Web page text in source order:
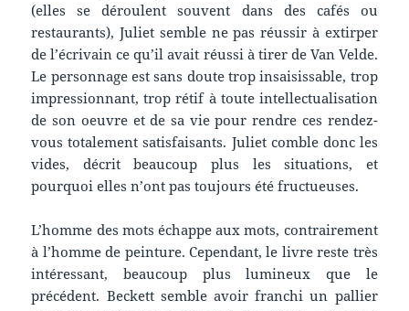
(elles se déroulent souvent dans des cafés ou
restaurants), Juliet semble ne pas réussir à extirper
de l’écrivain ce qu’il avait réussi à tirer de Van Velde.
Le personnage est sans doute trop insaisissable, trop
impressionnant, trop rétif à toute intellectualisation
de son oeuvre et de sa vie pour rendre ces rendez-
vous totalement satisfaisants. Juliet comble donc les
vides, décrit beaucoup plus les situations, et
pourquoi elles n’ont pas toujours été fructueuses.
L’homme des mots échappe aux mots, contrairement
à l’homme de peinture. Cependant, le livre reste très
intéressant, beaucoup plus lumineux que le
précédent. Beckett semble avoir franchi un pallier